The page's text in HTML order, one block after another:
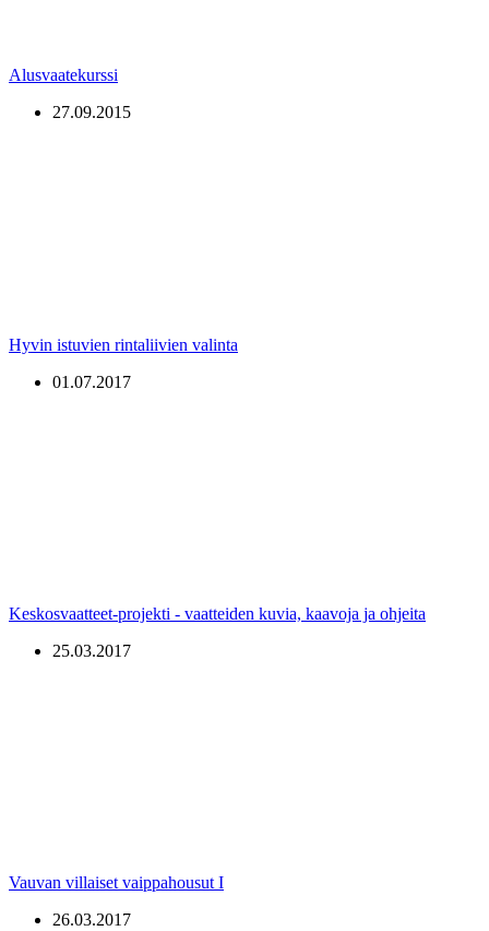
Alusvaatekurssi
27.09.2015
Hyvin istuvien rintaliivien valinta
01.07.2017
Keskosvaatteet-projekti - vaatteiden kuvia, kaavoja ja ohjeita
25.03.2017
Vauvan villaiset vaippahousut I
26.03.2017